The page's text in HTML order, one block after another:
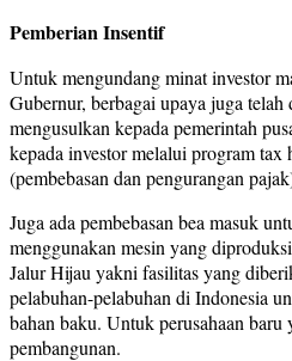
Pemberian Insentif
Untuk mengundang minat investor
Gubernur, berbagai upaya juga
mengusulkan kepada pemerintah
kepada investor melalui program
(pembebasan dan pengurangan
Juga ada pembebasan bea masuk
menggunakan mesin yang
Jalur Hijau yakni fasilitas yang
pelabuhan-pelabuhan di Indonesia
bahan baku. Untuk perusahaan baru
pembangunan.